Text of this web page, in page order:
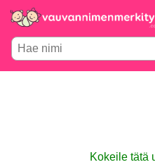
Kokeile tätä